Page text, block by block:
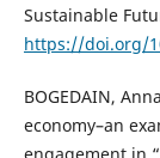
Sustainable
https://doi.org/
BOGEDAIN,
economy–an